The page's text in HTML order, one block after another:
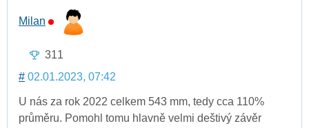
Milan
311
# 02.01.2023, 07:42
U nás za rok 2022 celkem 543 mm, tedy cca 110%
průměru. Pomohl tomu hlavně velmi deštivý závěr